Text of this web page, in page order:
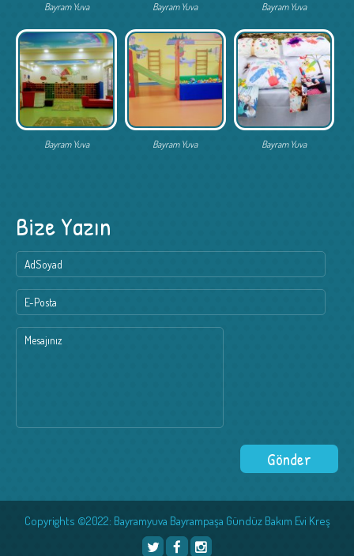
Bayram Yuva Bayram Yuva Bayram Yuva
Bayram Yuva Bayram Yuva Bayram Yuva
Bize Yazın
Copyrights ©2022: Bayramyuva Bayrampaşa Gündüz Bakım Evi Kreş